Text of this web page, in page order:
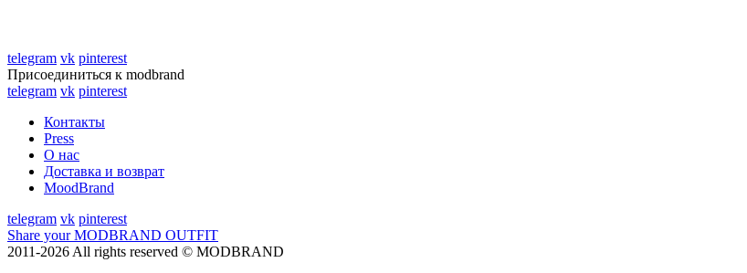
telegram vk pinterest
Присоединиться к modbrand
telegram vk pinterest
Контакты
Press
О нас
Доставка и возврат
MoodBrand
telegram vk pinterest
Share your MODBRAND OUTFIT
2011-2026 All rights reserved © MODBRAND